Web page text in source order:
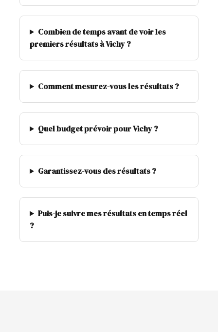
Combien de temps avant de voir les
premiers résultats à Vichy ?
Comment mesurez-vous les résultats ?
Quel budget prévoir pour Vichy ?
Garantissez-vous des résultats ?
Puis-je suivre mes résultats en temps réel
?